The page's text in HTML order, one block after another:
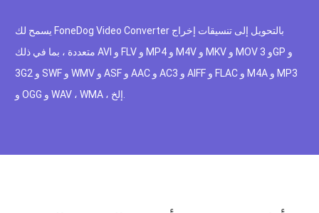
يسمح لك FoneDog Video Converter بالتحويل إلى تنسيقات إخراج
متعددة ، بما في ذلك AVI و FLV و MP4 و M4V و MKV و MOV و 3GP و
3G2 و SWF و WMV و ASF و AAC و AC3 و AIFF و FLAC و M4A و MP3